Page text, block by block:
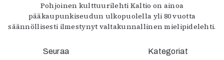
Pohjoinen kulttuurilehti Kaltio on ainoa
pääkaupunkiseudun ulkopuolella yli 80 vuotta
säännöllisesti ilmestynyt valtakunnallinen mielipidelehti.
Seuraa Kategoriat